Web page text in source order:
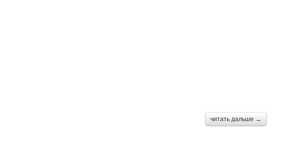
читать дальше →